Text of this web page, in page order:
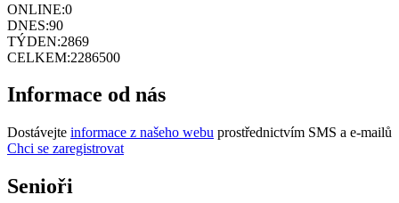
ONLINE:0
DNES:90
TÝDEN:2869
CELKEM:2286500
Informace od nás
Dostávejte informace z našeho webu prostřednictvím SMS a e-mailů
Chci se zaregistrovat
Senioři